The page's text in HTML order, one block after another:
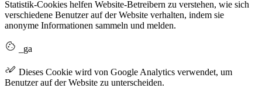
Statistik-Cookies helfen Website-Betreibern zu verstehen, wie sich
verschiedene Benutzer auf der Website verhalten, indem sie
anonyme Informationen sammeln und melden.
_ga
Dieses Cookie wird von Google Analytics verwendet, um
Benutzer auf der Website zu unterscheiden.